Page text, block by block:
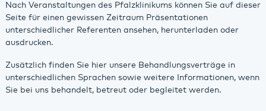
Nach Veranstaltungen des Pfalzklinikums können Sie auf dieser
Seite für einen gewissen Zeitraum Präsentationen
unterschiedlicher Referenten ansehen, herunterladen oder
ausdrucken.
Zusätzlich finden Sie hier unsere Behandlungsverträge in
unterschiedlichen Sprachen sowie weitere Informationen, wenn
Sie bei uns behandelt, betreut oder begleitet werden.